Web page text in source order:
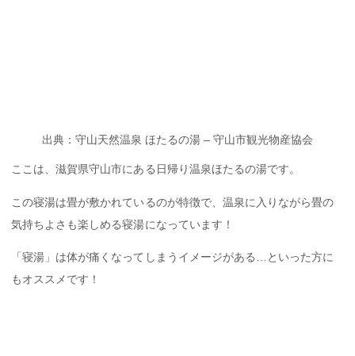
出典：守山天然温泉 ほたるの湯 – 守山市観光物産協会
ここは、滋賀県守山市にある日帰り温泉ほたるの湯です。
この寝湯は畳が敷かれているのが特徴で、温泉に入りながら畳の
気持ちよさも楽しめる寝湯になっています！
「寝湯」は体が痛くなってしまうイメージがある…といった方に
もオススメです！